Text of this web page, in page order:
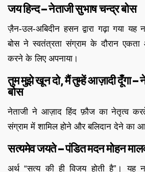
जय हिन्द – नेताजी सुभाष चन्द्र बोस
ज़ैन-उल-अबिदीन हसन द्वारा गढ़ा गया यह
बोस ने स्वतंत्रता संग्राम के दौरान
करने के लिए अपनाया।
तुम मुझे खून दो, मैं तुम्हें आज़ादी दूँगा –
बोस
नेताजी ने आज़ाद हिंद फ़ौज का नेतृत्व
संग्राम में शामिल होने और बलिदान देने का
सत्यमेव जयते – पंडित मदन मोहन
अर्थ “सत्य की ही विजय होती है”। यह